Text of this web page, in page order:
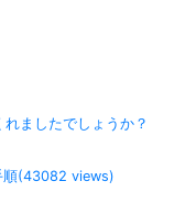
ましたでしょうか？
順(43082 views)